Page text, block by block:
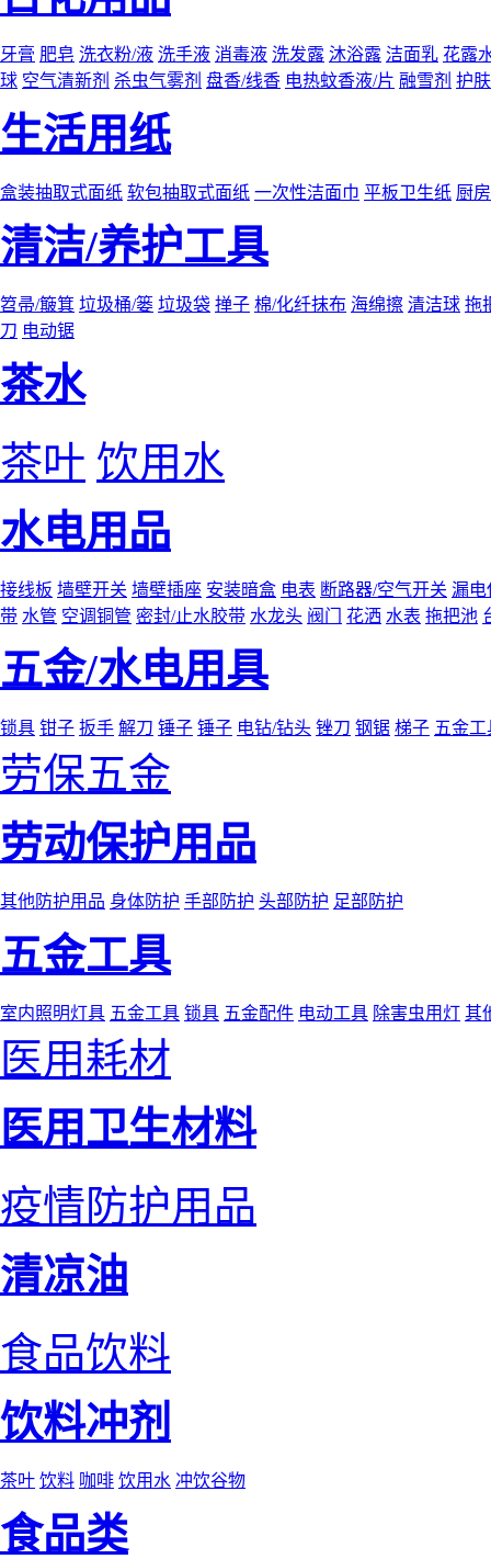
牙膏 肥皂 洗衣粉/液 洗手液 消毒液 洗发露 沐浴露 洁面乳 花露
球 空气清新剂 杀虫气雾剂 盘香/线香 电热蚊香液/片 融雪剂 护
生活用纸
盒装抽取式面纸 软包抽取式面纸 一次性洁面巾 平板卫生纸 厨
清洁/养护工具
笤帚/簸箕 垃圾桶/篓 垃圾袋 掸子 棉/化纤抹布 海绵擦 清洁球 拖
刀 电动锯
茶水
茶叶 饮用水
水电用品
接线板 墙壁开关 墙壁插座 安装暗盒 电表 断路器/空气开关 漏电
带 水管 空调铜管 密封/止水胶带 水龙头 阀门 花洒 水表 拖把池
五金/水电用具
锁具 钳子 扳手 解刀 锤子 锤子 电钻/钻头 锉刀 钢锯 梯子 五金
劳保五金
劳动保护用品
其他防护用品 身体防护 手部防护 头部防护 足部防护
五金工具
室内照明灯具 五金工具 锁具 五金配件 电动工具 除害虫用灯 其
医用耗材
医用卫生材料
疫情防护用品
清凉油
食品饮料
饮料冲剂
茶叶 饮料 咖啡 饮用水 冲饮谷物
食品类